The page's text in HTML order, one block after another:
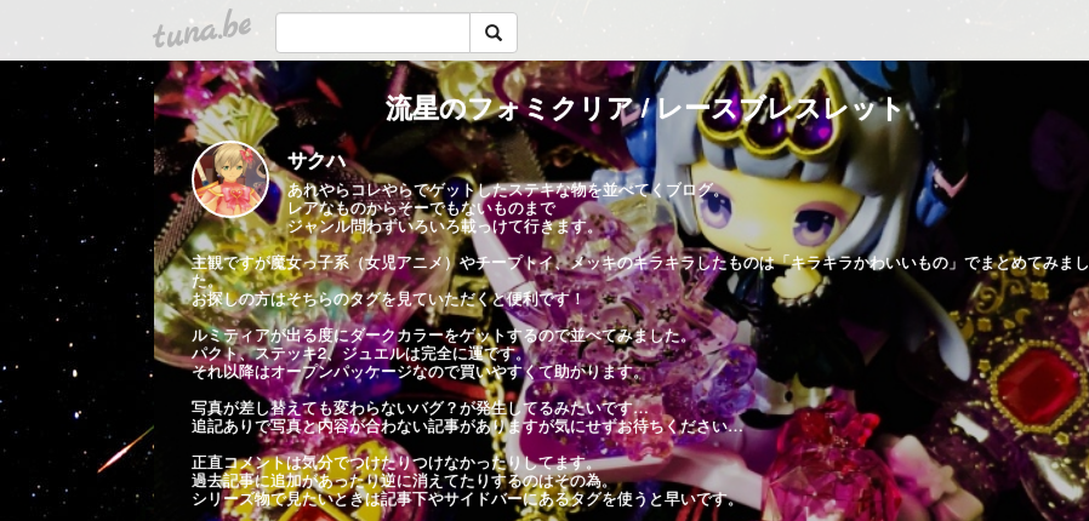
tuna.be
流星のフォミクリア / レースブレスレット
サクハ
あれやらコレやらでゲットしたステキな物を並べてくブログ。
レアなものからそーでもないものまで
ジャンル問わずいろいろ載っけて行きます。
主観ですが魔女っ子系（女児アニメ）やチープトイ、メッキのキラキラしたものは「キラキラかわいいもの」でまとめてみまし
た。
お探しの方はそちらのタグを見ていただくと便利です！
ルミティアが出る度にダークカラーをゲットするので並べてみました。
パクト、ステッキ2、ジュエルは完全に運です。
それ以降はオープンパッケージなので買いやすくて助かります。
写真が差し替えても変わらないバグ？が発生してるみたいです…
追記ありで写真と内容が合わない記事がありますが気にせずお待ちください…
正直コメントは気分でつけたりつけなかったりしてます。
過去記事に追加があったり逆に消えてたりするのはその為。
シリーズ物で見たいときは記事下やサイドバーにあるタグを使うと早いです。